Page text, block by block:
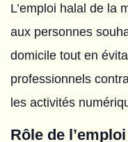
L’emploi halal de la
aux personnes
domicile tout en
professionnels
les activités
Rôle de